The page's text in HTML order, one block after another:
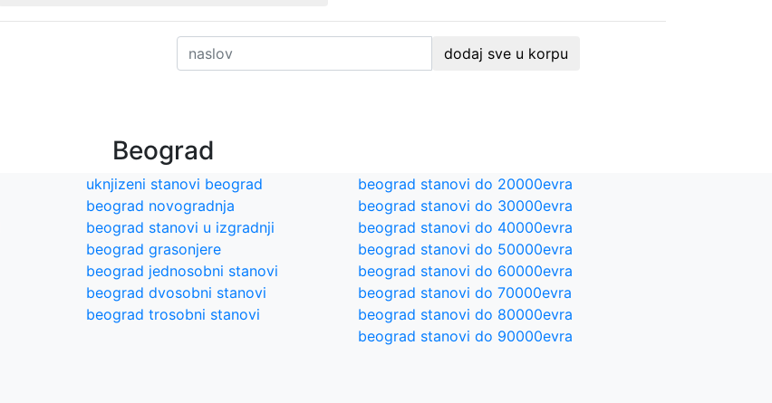
dodaj sve u korpu
Beograd
uknjizeni stanovi beograd
beograd novogradnja
beograd stanovi u izgradnji
beograd grasonjere
beograd jednosobni stanovi
beograd dvosobni stanovi
beograd trosobni stanovi
beograd stanovi do 20000evra
beograd stanovi do 30000evra
beograd stanovi do 40000evra
beograd stanovi do 50000evra
beograd stanovi do 60000evra
beograd stanovi do 70000evra
beograd stanovi do 80000evra
beograd stanovi do 90000evra